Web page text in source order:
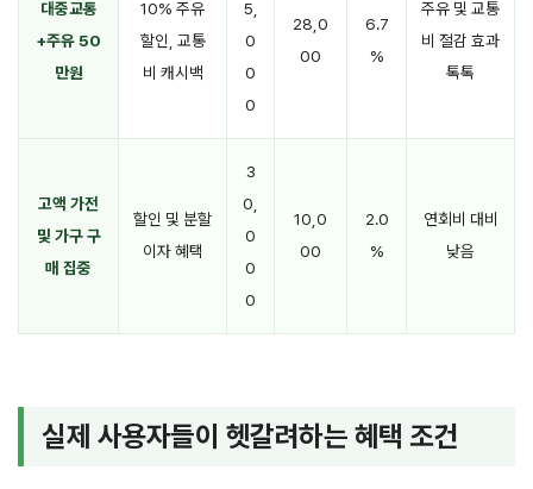
대중교통
+주유 50
만원
10% 주유
할인, 교통
비 캐시백
5,
0
0
0
28,0
00
6.7
%
주유 및 교통
비 절감 효과
톡톡
고액 가전
및 가구 구
매 집중
할인 및 분할
이자 혜택
3
0,
0
0
0
10,0
00
2.0
%
연회비 대비
낮음
실제 사용자들이 헷갈려하는 혜택 조건